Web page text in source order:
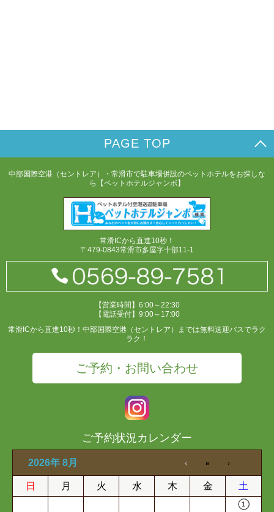
PAGE TOP
中部国際空港（セントレア）・常滑市で駐車場併設のペットホテルをお探しな
ら【ペットホテルジャンボ】
常滑ICから直進10秒！
〒479-0843常滑市多屋字十部11-1
【営業時間】6:00～22:30
【電話受付】9:00～17:00
常滑ICから直進10秒！中部国際空港（セントレア）までは無料送迎バスでラク
ラク！
ご予約・お問い合わせ
ご予約状況カレンダー
2026年 8月
日 月 火 水 木 金 土
1